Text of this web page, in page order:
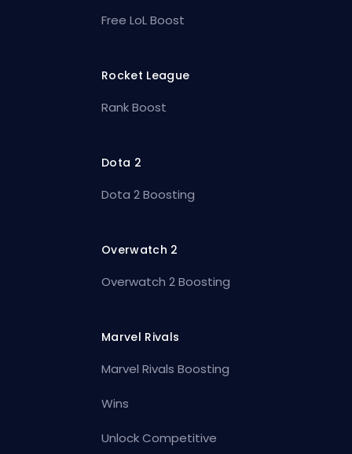
Free LoL Boost
Rocket League
Rank Boost
Dota 2
Dota 2 Boosting
Overwatch 2
Overwatch 2 Boosting
Marvel Rivals
Marvel Rivals Boosting
Wins
Unlock Competitive